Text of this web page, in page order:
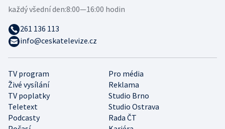
TV program
Pro média
Živé vysílání
Reklama
TV poplatky
Studio Brno
Teletext
Studio Ostrava
Podcasty
Rada ČT
každý všední den:8:00—16:00 hodin
261 136 113
info@ceskatelevize.cz